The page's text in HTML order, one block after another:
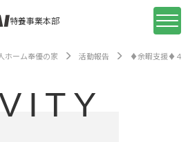
特養事業本部
ホーム奉優の家 活動報告 ♦余暇支援♦４